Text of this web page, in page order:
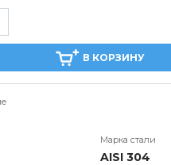
В КОРЗИНУ
AISI 304